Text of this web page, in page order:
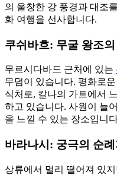
의 울창한 강 풍경과 대조
화 여행을 선사합니다.
쿠쉬바흐: 무굴 왕조
무르시다바드 근처에 있는
무덤이 있습니다. 평화로
식처로, 칼나의 가트에서
하고 있습니다. 사원이 늘
을 느낄 수 있는 장소입니
바라나시: 궁극의 순례
상류에서 멀리 떨어져 있